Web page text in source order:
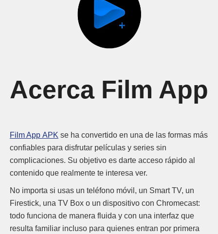
Acerca Film App
Film App APK se ha convertido en una de las formas más
confiables para disfrutar películas y series sin
complicaciones. Su objetivo es darte acceso rápido al
contenido que realmente te interesa ver.
No importa si usas un teléfono móvil, un Smart TV, un
Firestick, una TV Box o un dispositivo con Chromecast:
todo funciona de manera fluida y con una interfaz que
resulta familiar incluso para quienes entran por primera